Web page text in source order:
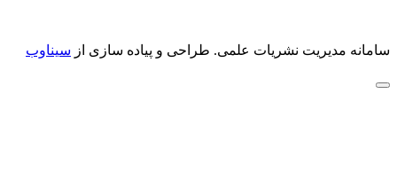
سامانه مدیریت نشریات علمی. طراحی و پیاده سازی از سیناوب